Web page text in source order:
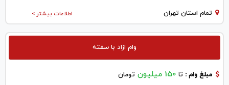
اطلاعات بیشتر > تمام استان تهران
وام ازاد با سفته
مبلغ وام : تا 150 میلیون تومان